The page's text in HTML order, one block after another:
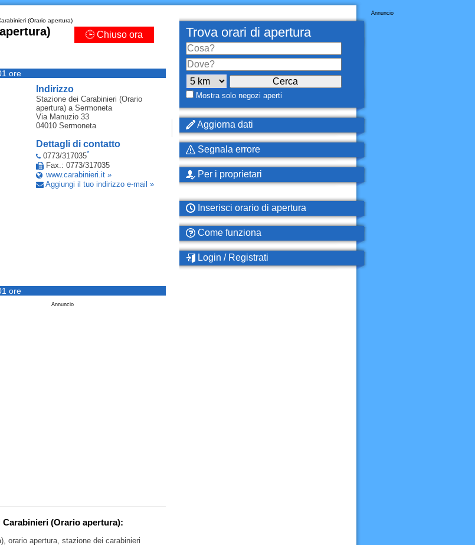
(Orario apertura)
🕒 Chiuso ora
ore
Indirizzo
Stazione dei Carabinieri (Orario
apertura)a Sermoneta
Via Manuzio 33
04010 Sermoneta
Dettagli di contatto
0773/317035*
Fax.: 0773/317035
www.carabinieri.it »
Aggiungi il tuo indirizzo e-mail »
ore
Annuncio
(Orario apertura):
orario apertura, stazione dei carabinieri
Annuncio
Trova orari di apertura
Mostra solo negozi aperti
Aggiorna dati
Segnala errore
Per i proprietari
Inserisci orario di apertura
Come funziona
Login / Registrati